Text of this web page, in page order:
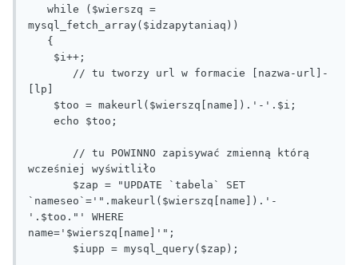
mysql_fetch_array($idzapytaniaq))
[lp]
wcześniej wyświtliło
`nameseo`='".makeurl($wierszq[name]).'-
'.$too."' WHERE
name='$wierszq[name]'";